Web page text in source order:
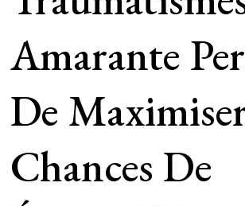
Amarante
De
Chances De